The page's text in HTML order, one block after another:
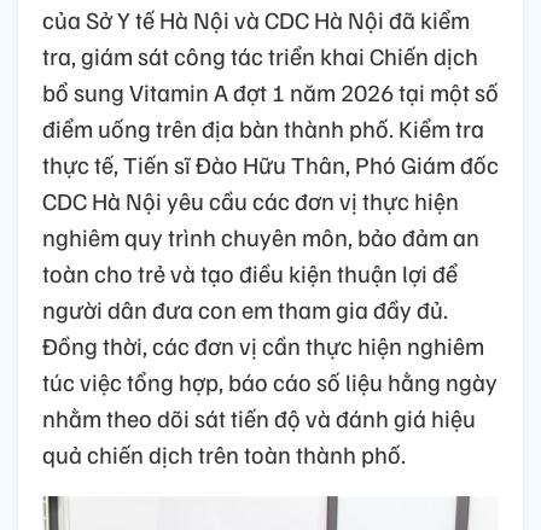
của Sở Y tế Hà Nội và CDC Hà Nội đã kiểm
tra, giám sát công tác triển khai Chiến dịch
bổ sung Vitamin A đợt 1 năm 2026 tại một số
điểm uống trên địa bàn thành phố. Kiểm tra
thực tế, Tiến sĩ Đào Hữu Thân, Phó Giám đốc
CDC Hà Nội yêu cầu các đơn vị thực hiện
nghiêm quy trình chuyên môn, bảo đảm an
toàn cho trẻ và tạo điều kiện thuận lợi để
người dân đưa con em tham gia đầy đủ.
Đồng thời, các đơn vị cần thực hiện nghiêm
túc việc tổng hợp, báo cáo số liệu hằng ngày
nhằm theo dõi sát tiến độ và đánh giá hiệu
quả chiến dịch trên toàn thành phố.